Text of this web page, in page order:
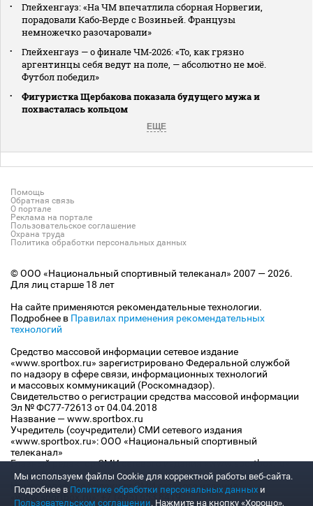
Глейхенгауз: «На ЧМ впечатлила сборная Норвегии,
порадовали Кабо‑Верде с Возиньей. Французы
немножечко разочаровали»
Глейхенгауз — о финале ЧМ‑2026: «То, как грязно
аргентинцы себя ведут на поле, — абсолютно не моё.
Футбол победил»
Фигуристка Щербакова показала будущего мужа и
похвасталась кольцом
ЕЩЕ
Помощь
Обратная связь
О портале
Реклама на портале
Пользовательское соглашение
Охрана труда
Политика обработки персональных данных
© ООО «Национальный спортивный телеканал» 2007 — 2026.
Для лиц старше 18 лет
На сайте применяются рекомендательные технологии.
Подробнее в Правилах применения рекомендательных
технологий
Средство массовой информации сетевое издание
«www.sportbox.ru» зарегистрировано Федеральной службой
по надзору в сфере связи, информационных технологий
и массовых коммуникаций (Роскомнадзор).
Свидетельство о регистрации средства массовой информации
Эл № ФС77-72613 от 04.04.2018
Название — www.sportbox.ru
Учредитель (соучредители) СМИ сетевого издания
«www.sportbox.ru»: ООО «Национальный спортивный
телеканал»
Главный редактор СМИ сетевого издания «www.sportbox.ru»:
Конов В.А.
Номер телефона редакции СМИ сетевого издания
«www.sportbox.ru»: +7 (495) 653 8419
Мы используем файлы Сookie для корректной работы веб-сайта.
Подробнее в Политике обработки персональных данных и
Пользовательском соглашении. Нажмите на кнопку «Хорошо»,